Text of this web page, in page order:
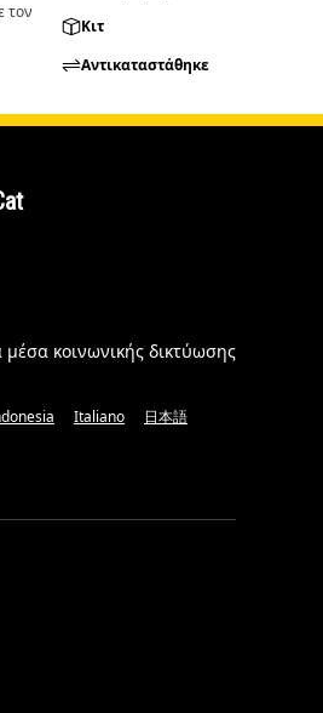
τον
Κιτ
Αντικαταστάθηκε
κοινωνικής δικτύωσης
Italiano 日本語